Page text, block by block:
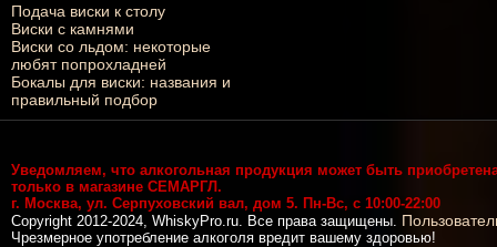
Подача виски к столу
Виски с камнями
Виски со льдом: некоторые
любят попрохладней
Бокалы для виски: названия и
правильный подбор
Уведомляем, что алкогольная продукция может быть
только в магазине СЕМАРГЛ.
г. Москва, ул. Серпуховский вал, дом 5. Пн-Вс, с 10:00-22:00
Copyright 2012-2024, WhiskyPro.ru. Все права защищены.
Чрезмерное употребление алкоголя вредит вашему здоровью!